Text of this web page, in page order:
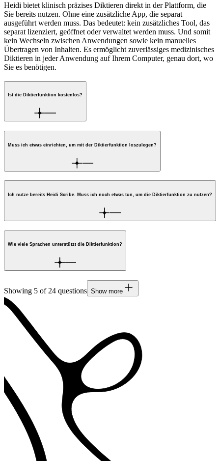
Heidi bietet klinisch präzises Diktieren direkt in der Plattform, die
Sie bereits nutzen. Ohne eine zusätzliche App, die separat
ausgeführt werden muss. Das bedeutet: kein zusätzliches Tool, das
separat lizenziert, geöffnet oder verwaltet werden muss. Und somit
kein Wechseln zwischen Anwendungen sowie kein manuelles
Übertragen von Inhalten. Es ermöglicht zuverlässiges medizinisches
Diktieren in jeder Anwendung auf Ihrem Computer, genau dort, wo
Sie es benötigen.
Ist die Diktierfunktion kostenlos?
Muss ich etwas einrichten, um mit der Diktierfunktion loszulegen?
Ich nutze bereits Heidi Scribe. Muss ich noch etwas tun, um die Diktierfunktion zu nutzen?
Wie viele Sprachen unterstützt die Diktierfunktion?
Showing 5 of 24 questions Show more